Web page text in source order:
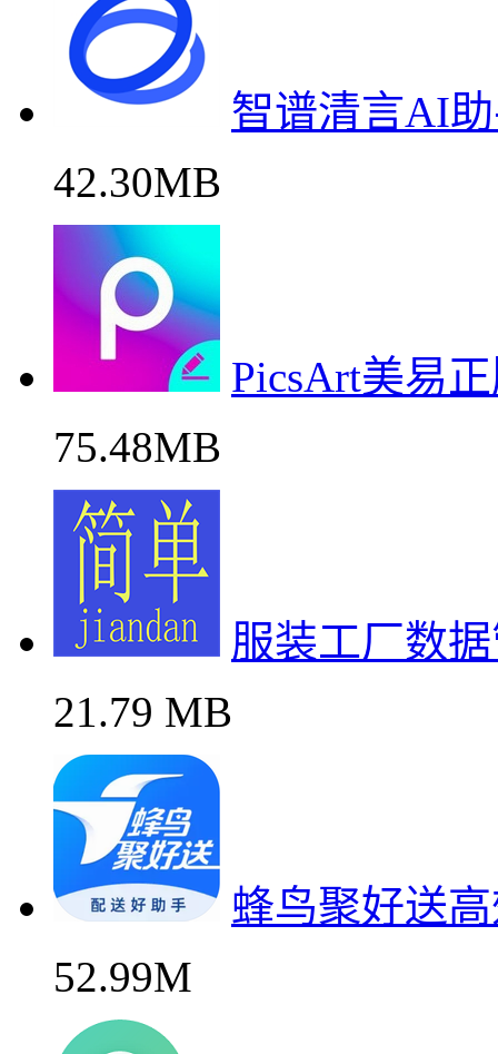
智谱清言AI
42.30MB
PicsArt美易
75.48MB
服装工厂数
21.79 MB
蜂鸟聚好送
52.99M